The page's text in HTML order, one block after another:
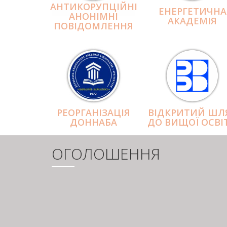
АНТИКОРУПЦІЙНІ
АНОНІМНІ
ПОВІДОМЛЕННЯ
ЕНЕРГЕТИЧНА
АКАДЕМІЯ
РЕОРГАНІЗАЦІЯ
ДОННАБА
ВІДКРИТИЙ
ДО ВИЩОЇ
ОГОЛОШЕННЯ